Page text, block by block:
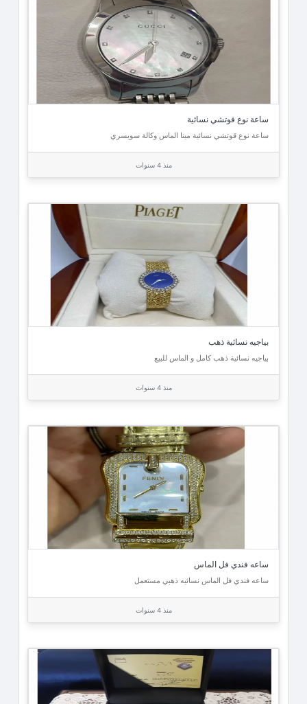
ساعة نوع قوتشي نسائية
ساعة نوع قوتشي نسائية مينا الماس وكالة سويسري
منذ 4 سنوات
بياجيه نسائية ذهب
بياجيه نسائية ذهب كامل و الماس للبيع
منذ 4 سنوات
ساعه فندي فل الماس
ساعه فندي فل الماس نسائيه ذهبي مستعمل
منذ 4 سنوات